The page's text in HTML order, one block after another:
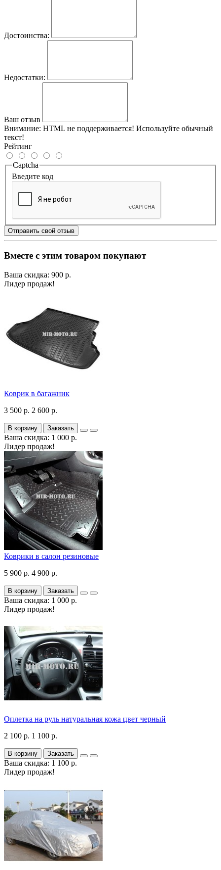
Достоинства:
Недостатки:
Ваш отзыв
Внимание: HTML не поддерживается! Используйте обычный
текст!
Рейтинг
Captcha
Введите код
Отправить свой отзыв
Вместе с этим товаром покупают
Ваша скидка: 900 р.
Лидер продаж!
Коврик в багажник
3 500 р. 2 600 р.
В корзину Заказать
Ваша скидка: 1 000 р.
Лидер продаж!
Коврики в салон резиновые
5 900 р. 4 900 р.
В корзину Заказать
Ваша скидка: 1 000 р.
Лидер продаж!
Оплетка на руль натуральная кожа цвет черный
2 100 р. 1 100 р.
В корзину Заказать
Ваша скидка: 1 100 р.
Лидер продаж!